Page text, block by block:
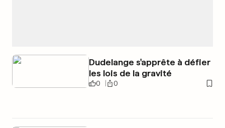
Dudelange s'apprête à défier
les lois de la gravité
0 0